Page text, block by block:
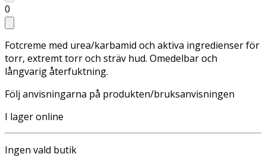
0
Fotcreme med urea/karbamid och aktiva ingredienser för
torr, extremt torr och sträv hud. Omedelbar och
långvarig återfuktning.
Följ anvisningarna på produkten/bruksanvisningen
I lager online
Ingen vald butik